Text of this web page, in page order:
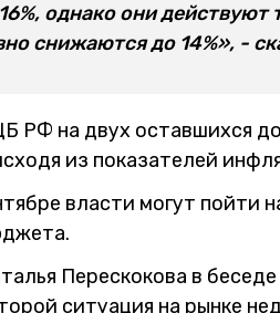
однако они действуют
снижаются до 14%», -
РФ на двух оставшихся
из показателей
власти могут пойти
Перескокова в
ситуация на рынке